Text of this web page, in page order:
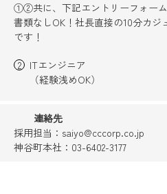
①②共に、下記エントリーフォーム
書類なしOK！社長直接の10分カ
です！
ITエンジニア
（経験浅めOK）
連絡先
採用担当：saiyo@cccorp.co.jp
神谷町本社：03-6402-3177